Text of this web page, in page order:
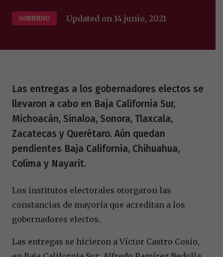
GOBIERNO Updated on 14 junio, 2021
Las entregas a los gobernadores electos se
llevaron a cabo en Baja California Sur,
Michoacán, Sinaloa, Sonora, Tlaxcala,
Zacatecas y Querétaro. Aún quedan
pendientes Baja California, Chihuahua,
Colima y Nayarit.
Los institutos electorales otorgaron las
constancias de mayoría que acreditan a los
gobernadores electos.
Las entregas se hicieron a Víctor Castro Cosío,